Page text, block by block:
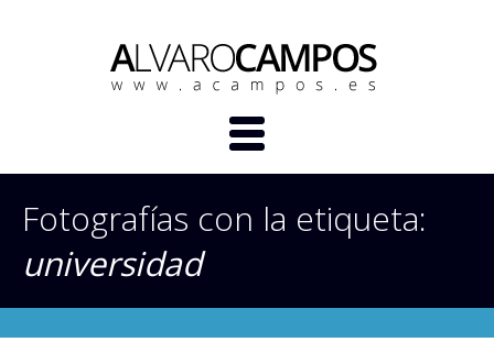
Fotografías con la etiqueta:
universidad